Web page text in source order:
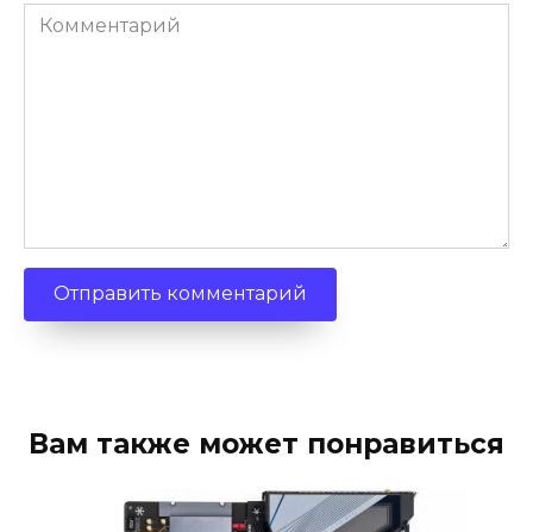
Комментарий
Вам также может понравиться